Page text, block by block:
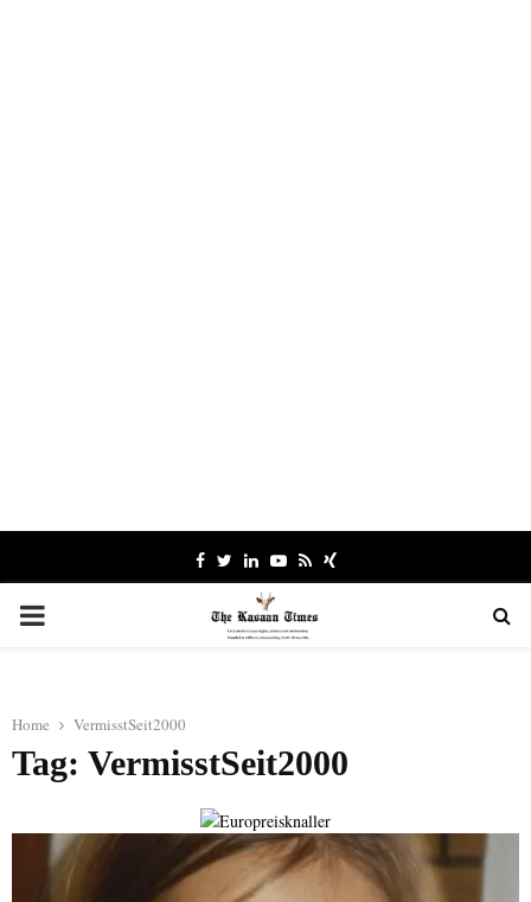
Facebook
TwitterLinkedinYoutube
RssXing
PRIMARY
Home VermisstSeit2000
Tag: VermisstSeit2000